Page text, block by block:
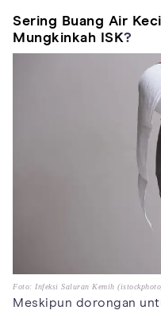
Sering Buang Air
Mungkinkah ISK?
Foto: Infeksi Saluran Kemih
Meskipun dorongan